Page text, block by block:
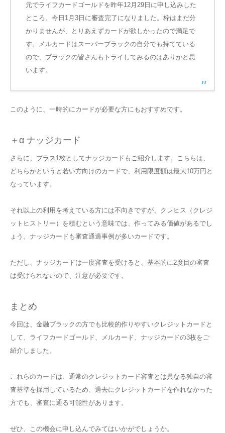
元でライフカードゴールドを昨年12月29日に申し込みした
ところ、今日1月3日に審査完了になりました。枠はまだ分
かりませんが、とりあえずカードが欲しかったので満足で
す。メルカードはスーパーブラックの自分でも持てている
ので、ブラックの皆さんもトライしてみるのはありかと思
います。
このように、一時的にカードが必要な方にもおすすめです。
＋α ナッジカード
さらに、プラス1枚としてナッジカードもご紹介します。こちらは、
どちらかというと若い方向けのカードで、利用限度額は最大10万円と
なっています。
それ以上の利用を考えている方には不向きですが、クレヒス（クレジ
ットヒストリー）を積むという意味では、作ってみる価値があるでし
ょう。ナッジカードも審査通過事例が多いカードです。
ただし、ナッジカードは一度審査を受けると、基本的に2度目の審査
は受けられないので、注意が必要です。
まとめ
今回は、金融ブラックの方でも比較的作りやすいクレジットカードと
して、ライフカードゴールド、メルカード、ナッジカードの3枚をご
紹介しました。
これらのカードは、通常のクレジットカード審査とは異なる独自の審
査基準を採用しているため、過去にクレジットカードを作れなかった
方でも、審査に通る可能性があります。
ぜひ、この機会に申し込んでみてはいかがでしょうか。